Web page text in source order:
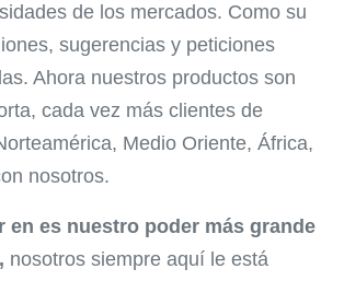
de los mercados. Como su
sugerencias y peticiones
Ahora nuestros productos son
cada vez más clientes de
Medio Oriente, África,
nosotros.
en es nuestro poder más grande
nosotros siempre aquí le está